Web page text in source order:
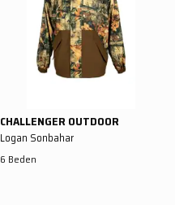
CHALLENGER OUTDOOR
Logan Sonbahar
6 Beden